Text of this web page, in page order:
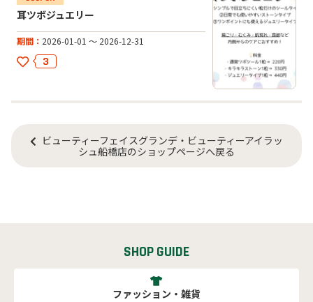
耳ツボジュエリー
期間 2026-01-01 ～ 2026-12-31
3
ビューティーフェイスグランデ・ビューティーアイラッ
シュ船橋店のショップページへ戻る
SHOP GUIDE
ファッション・雑貨